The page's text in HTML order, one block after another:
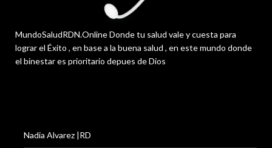
MundoSaludRDN.Online Donde tu salud vale y cuesta para
lograr el Éxito , en base a la buena salud , en este mundo donde
el binestar es prioritario depues de Dios
Nadia Alvarez |RD